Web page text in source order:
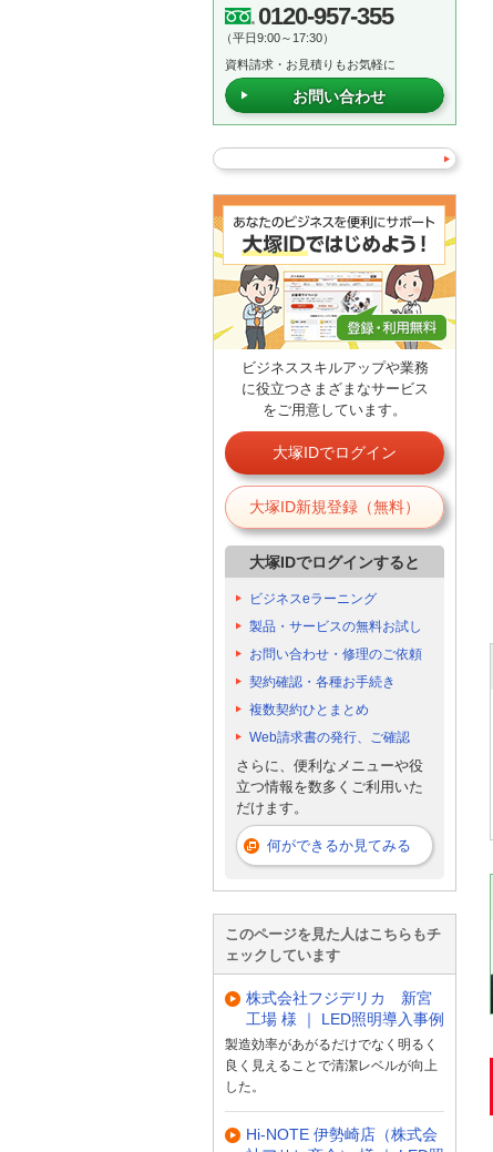
0120-957-355
（平日9:00～17:30）
資料請求・お見積りもお気軽に
お問い合わせ
ビジネススキルアップや業務
に役立つさまざまなサービス
をご用意しています。
大塚IDでログイン
大塚ID新規登録（無料）
大塚IDでログインすると
ビジネスeラーニング
製品・サービスの無料お試し
お問い合わせ・修理のご依頼
契約確認・各種お手続き
複数契約ひとまとめ
Web請求書の発行、ご確認
さらに、便利なメニューや役
立つ情報を数多くご利用いた
だけます。
何ができるか見てみる
このページを見た人はこちらもチ
ェックしています
株式会社フジデリカ 新宮
工場 様 ｜ LED照明導入事例
製造効率があがるだけでなく明るく
良く見えることで清潔レベルが向上
した。
Hi-NOTE 伊勢崎店（株式会